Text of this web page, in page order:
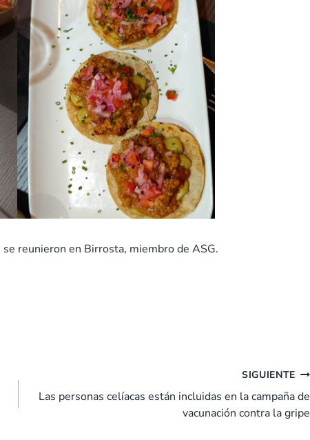
reunieron en Birrosta, miembro de ASG.
SIGUIENTE
Las personas celíacas están incluidas en la campaña de
vacunación contra la gripe